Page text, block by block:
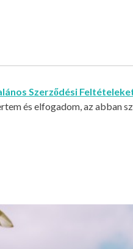
Szerződési
és elfogadom, az abban